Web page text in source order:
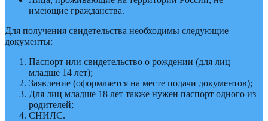
имеющие гражданства.
Для получения свидетельства необходимы следующие
документы:
Паспорт или свидетельство о рождении (для лиц
младше 14 лет);
Заявление (оформляется на месте подачи документов);
Для лиц младше 18 лет также нужен паспорт одного из
родителей;
СНИЛС.